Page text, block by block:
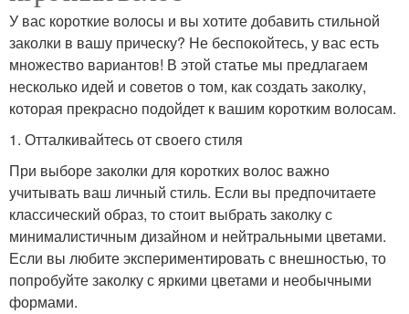
У вас короткие волосы и вы хотите добавить стильной
заколки в вашу прическу? Не беспокойтесь, у вас есть
множество вариантов! В этой статье мы предлагаем
несколько идей и советов о том, как создать заколку,
которая прекрасно подойдет к вашим коротким волосам.
1. Отталкивайтесь от своего стиля
При выборе заколки для коротких волос важно
учитывать ваш личный стиль. Если вы предпочитаете
классический образ, то стоит выбрать заколку с
минималистичным дизайном и нейтральными цветами.
Если вы любите экспериментировать с внешностью, то
попробуйте заколку с яркими цветами и необычными
формами.